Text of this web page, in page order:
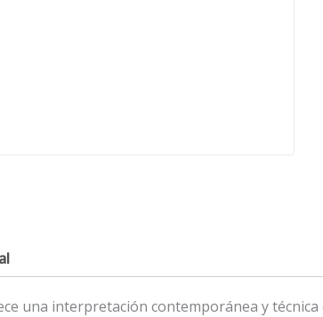
una interpretación contemporánea y